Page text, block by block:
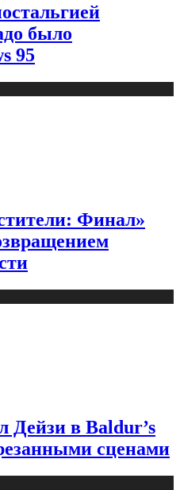
было
95
Финал»
Дейзи в Baldur’s
сценами